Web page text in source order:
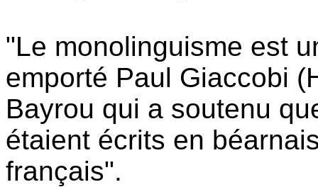
"Le monolinguisme est
emporté Paul Giaccobi
Bayrou qui a soutenu
étaient écrits en
français".